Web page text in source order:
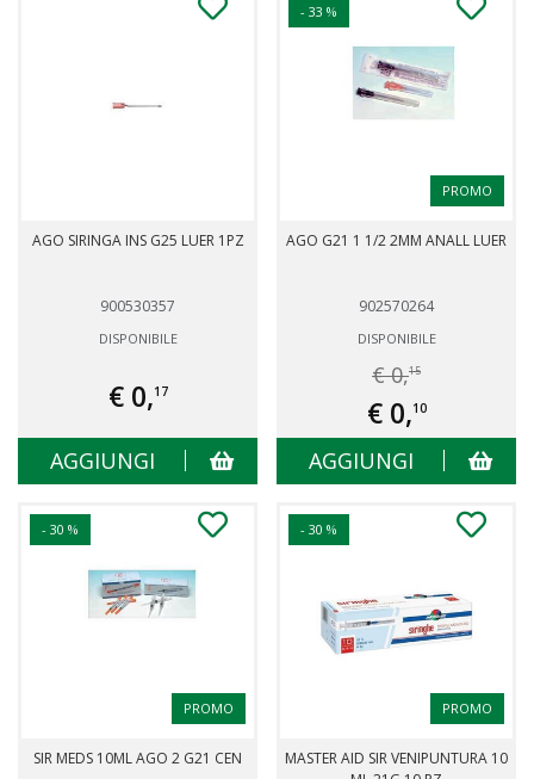
AGO SIRINGA INS G25 LUER 1PZ
900530357
DISPONIBILE
€ 0,17
AGGIUNGI
- 33 %
PROMO
AGO G21 1 1/2 2MM ANALL LUER
902570264
DISPONIBILE
€ 0,15
€ 0,10
AGGIUNGI
- 30 %
PROMO
SIR MEDS 10ML AGO 2 G21 CEN
- 30 %
PROMO
MASTER AID SIR VENIPUNTURA 10